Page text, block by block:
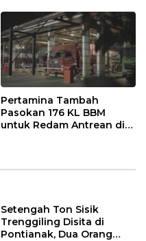
Pertamina Tambah
Pasokan 176 KL BBM
untuk Redam Antrean di
Setengah Ton Sisik
Trenggiling Disita di
Pontianak, Dua Orang